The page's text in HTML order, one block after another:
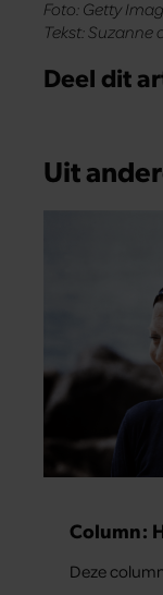
Foto: Getty
Tekst: Suzanne
Deel dit
Uit
Column:
Deze